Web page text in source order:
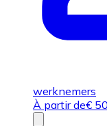
werknemers
À partir de€